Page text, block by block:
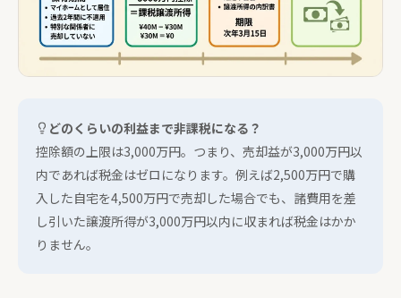
どのくらいの利益まで非課税になる？
控除額の上限は3,000万円。つまり、売却益が3,000万円以
内であれば税金はゼロになります。例えば2,500万円で購
入した自宅を4,500万円で売却した場合でも、諸費用を差
し引いた譲渡所得が3,000万円以内に収まれば税金はかか
りません。